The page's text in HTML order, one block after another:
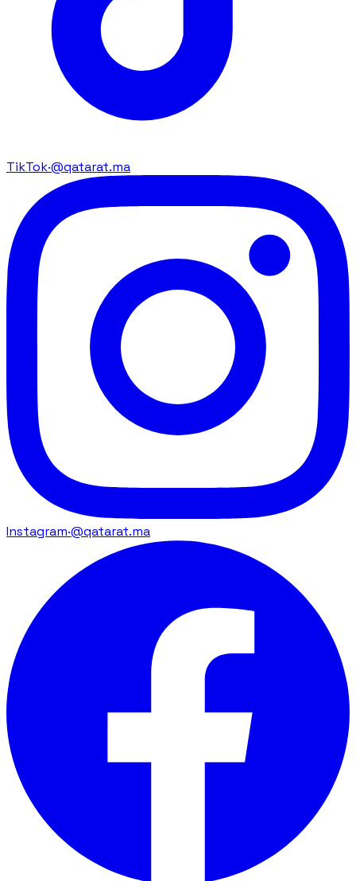
TikTok·@qatarat.ma
Instagram·@qatarat.ma